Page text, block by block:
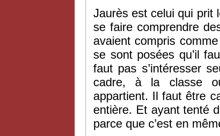
Jaurès est celui qui prit
se faire comprendre
avaient compris
se sont posées qu’il
faut pas s’intéresser
cadre, à la classe
appartient. Il faut être
entière. Et ayant tenté
parce que c’est en